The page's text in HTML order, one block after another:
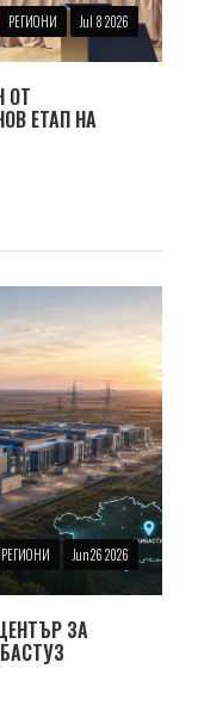
РЕГИОНИ Jul 8 2026
ОТ
ЕТАП НА
РЕГИОНИ Jun 26 2026
ЗА